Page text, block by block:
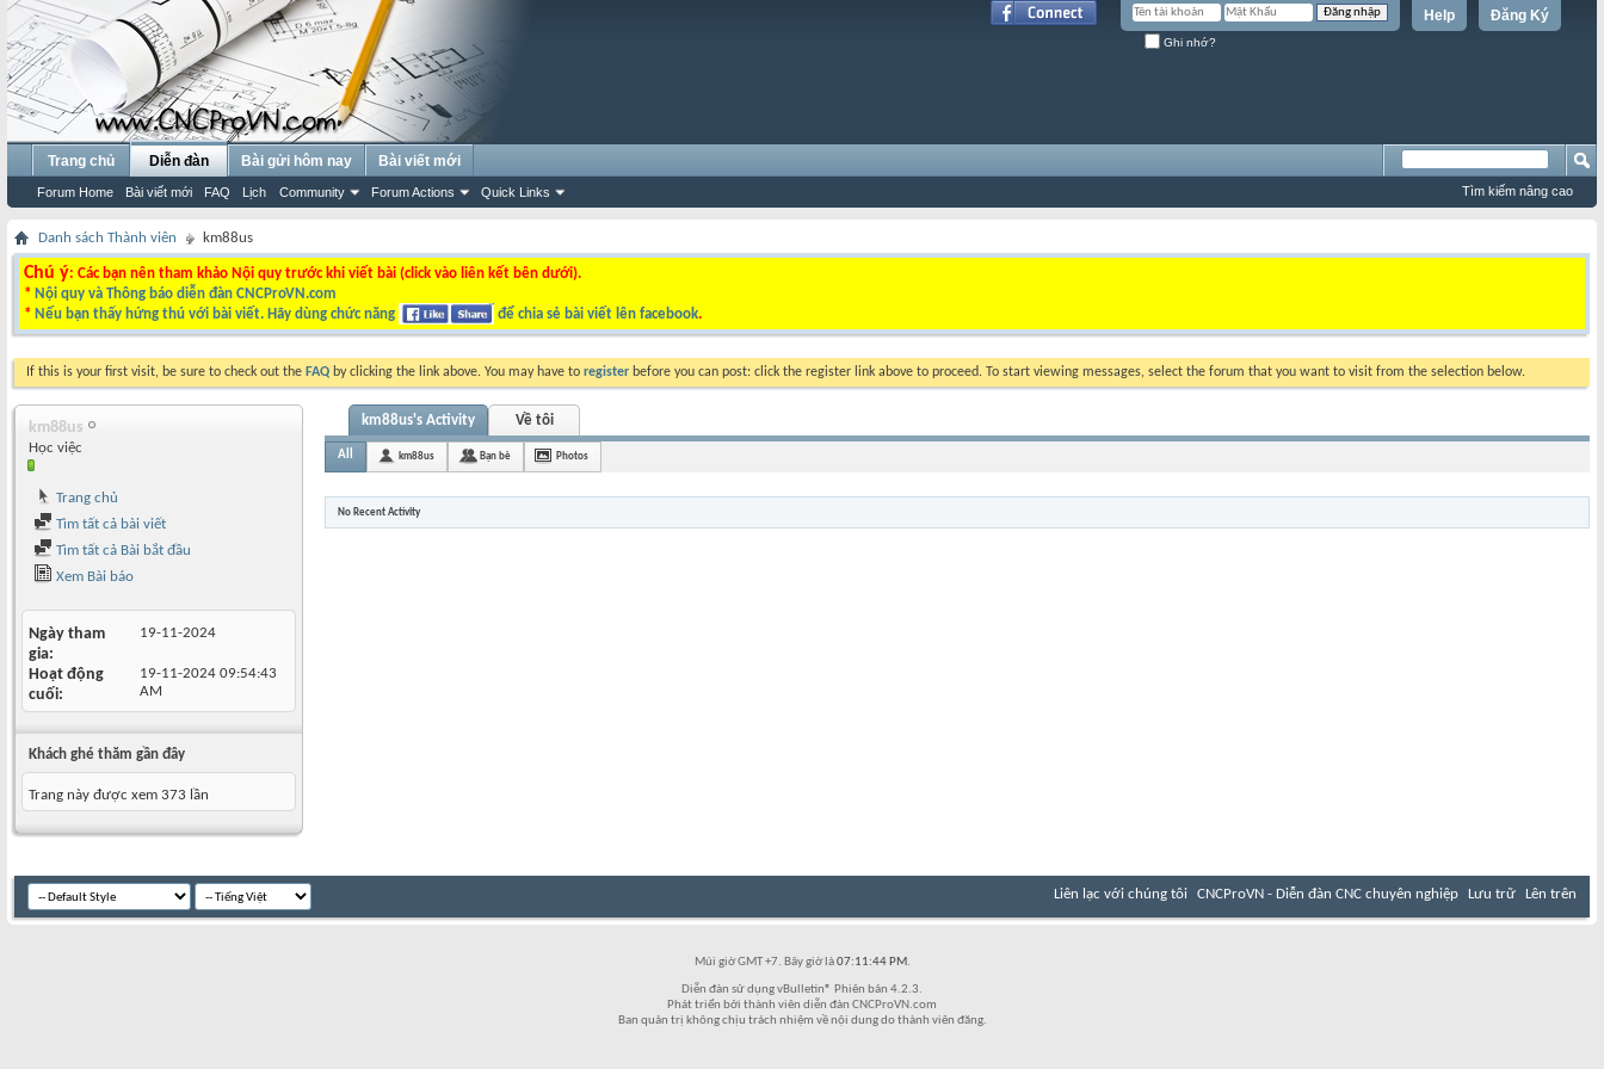
Đăng Ký
Help
Ghi nhớ?
Trang chủ Diễn đàn
Forum Home Bài viết mới FAQ Lịch Community Forum Actions Quick Links
Bài gửi hôm nay Bài viết mới
Tìm kiếm nâng cao
Danh sách Thành viên km88us
Chú ý: Các bạn nên tham khảo Nội quy trước khi viết bài (click vào liên kết bên dưới).
* Nội quy và Thông báo diễn đàn CNCProVN.com
* Nếu bạn thấy hứng thú với bài viết. Hãy dùng chức năng để chia sẻ bài viết lên facebook.
If this is your first visit, be sure to check out the FAQ by clicking the link above. You may have to register before you can post: click the register link above to proceed. To start viewing messages, select the forum that you want to visit from the selection below.
km88us
Học việc
Trang chủ
Tìm tất cả bài viết
Tìm tất cả Bài bắt đầu
Xem Bài báo
Ngày tham
gia
19-11-2024
Hoạt động
cuối
19-11-2024 09:54:43
AM
Khách ghé thăm gần đây
Trang này được xem 373 lần
km88us's Activity Về tôi
All km88us Bạn bè Photos
No Recent Activity
Liên lạc với chúng tôi CNCProVN - Diễn đàn CNC chuyên nghiệp Lưu trữ Lên trên
Múi giờ GMT +7. Bây giờ là07:11:44 PM.
Diễn đàn sử dụng vBulletin® Phiên bản 4.2.3.
Phát triển bởi thành viên diễn đàn CNCProVN.com
Ban quản trị không chịu trách nhiệm về nội dung do thành viên đăng.